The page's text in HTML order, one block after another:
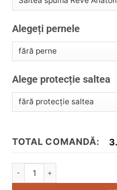
Alegeți pernele
Alege protecție saltea
TOTAL COMANDĂ:
Cantitate Pat tapițat Karl